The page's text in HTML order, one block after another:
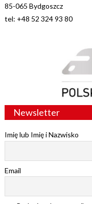
85-065 Bydgoszcz
tel: +48 52 324 93 80
Newsletter
Imię lub Imię i Nazwisko
Email